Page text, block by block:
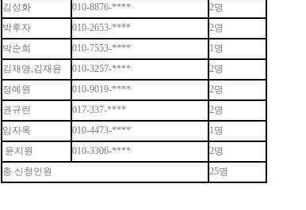
김성화
010-8876-****
2명
박후자
010-2653-****
2명
박순희
010-7553-****
1명
김재영,김재윤
010-3257-****
2명
정예원
010-9019-****
2명
권규린
017-337-****
2명
임자옥
010-4473-****
1명
윤지원
010-3306-****
2명
총 신청인원
25명